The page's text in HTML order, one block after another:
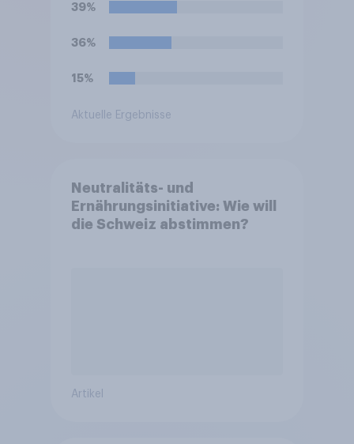
39%
36%
15%
Aktuelle Ergebnisse
Neutralitäts- und
Ernährungsinitiative: Wie will
die Schweiz abstimmen?
Artikel